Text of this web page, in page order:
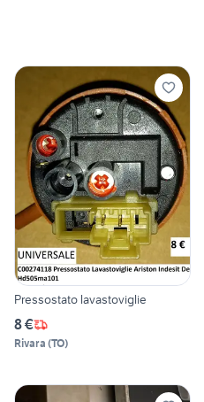
Pressostato lavastoviglie
8 €
Rivara (TO)